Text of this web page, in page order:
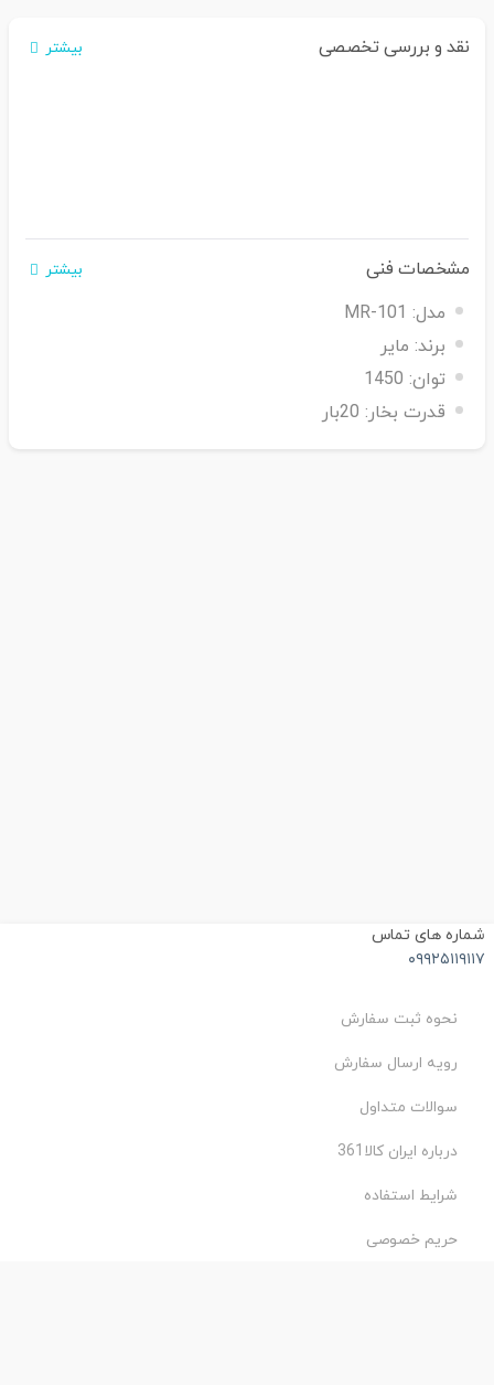
نقد و بررسی تخصصی بیشتر
مشخصات فنی بیشتر
مدل: MR-101
برند: مایر
توان: 1450
قدرت بخار: 20بار
های تماس
نحوه ثبت سفارش
رویه ارسال سفارش
سوالات متداول
درباره ایران کالا361
شرایط استفاده
حریم خصوصی